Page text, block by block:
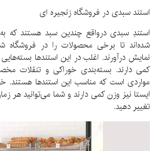
استند سبدی در فروشگاه زنجیره ای
استندِ سبدی درواقع چندین سبد هستند که
شده‌اند تا برخی محصولات را در فروشگاه
نمایش درآورند. اغلب در این استندها
کمی دارند. بسته‌بندی خوراکی و تنقلات
مواردی است که مناسب این استندها هستند.
ایستا نیز وزن کمی دارند و شما می‌توانید هر
تغییر دهید.